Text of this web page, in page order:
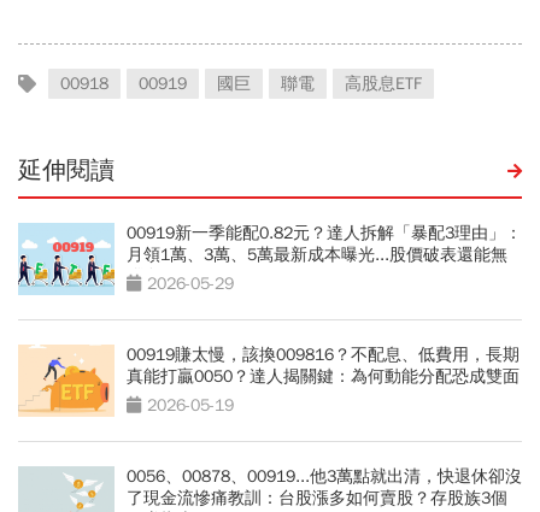
00918 00919 國巨 聯電 高股息ETF
延伸閱讀
00919新一季能配0.82元？達人拆解「暴配3理由」：
月領1萬、3萬、5萬最新成本曝光...股價破表還能無
腦存？
2026-05-29
00919賺太慢，該換009816？不配息、低費用，長期
真能打贏0050？達人揭關鍵：為何動能分配恐成雙面
刃 2026-05-19
0056、00878、00919...他3萬點就出清，快退休卻沒
了現金流慘痛教訓：台股漲多如何賣股？存股族3個